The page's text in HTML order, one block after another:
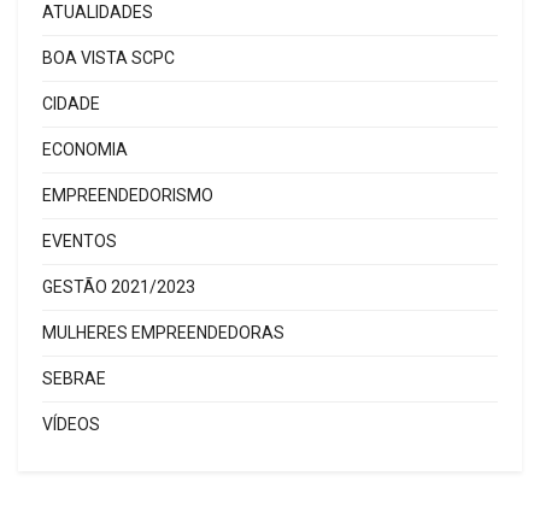
ATUALIDADES
BOA VISTA SCPC
CIDADE
ECONOMIA
EMPREENDEDORISMO
EVENTOS
GESTÃO 2021/2023
MULHERES EMPREENDEDORAS
SEBRAE
VÍDEOS